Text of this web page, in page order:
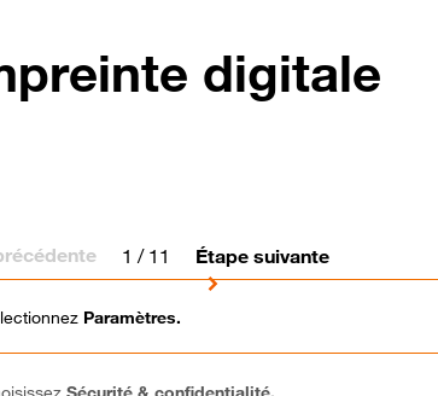
digitale
1 / 11 Étape suivante
Paramètres.